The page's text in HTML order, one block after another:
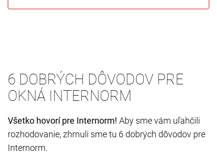
6 DOBRÝCH DÔVODOV PRE
OKNÁ INTERNORM
Všetko hovorí pre Internorm! Aby sme vám uľahčili
rozhodovanie, zhrnuli sme tu 6 dobrých dôvodov pre
Internorm.